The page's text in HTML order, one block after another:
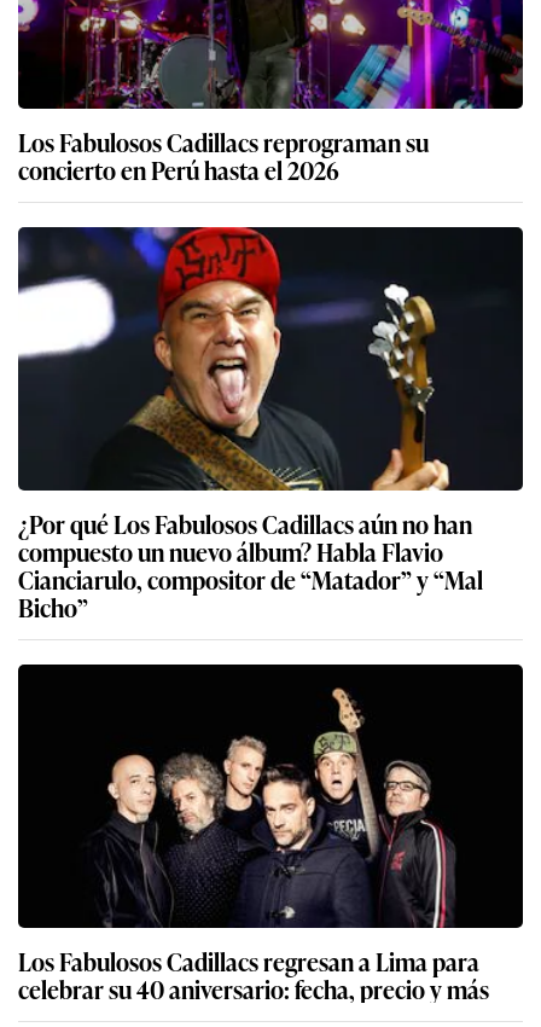
Los Fabulosos Cadillacs reprograman su
concierto en Perú hasta el 2026
¿Por qué Los Fabulosos Cadillacs aún no han
compuesto un nuevo álbum? Habla Flavio
Cianciarulo, compositor de “Matador” y “Mal
Bicho”
Los Fabulosos Cadillacs regresan a Lima para
celebrar su 40 aniversario: fecha, precio y más